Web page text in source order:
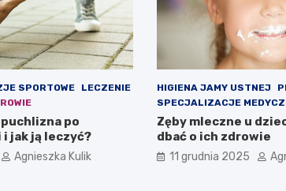
SPORTOWE
LECZENIE
po
jak ją leczyć?
Agnieszka Kulik
HIGIENA JAMY USTNEJ
SPECJALIZACJE
Zęby mleczne u
dbać o ich zdrowie
11 grudnia 2025